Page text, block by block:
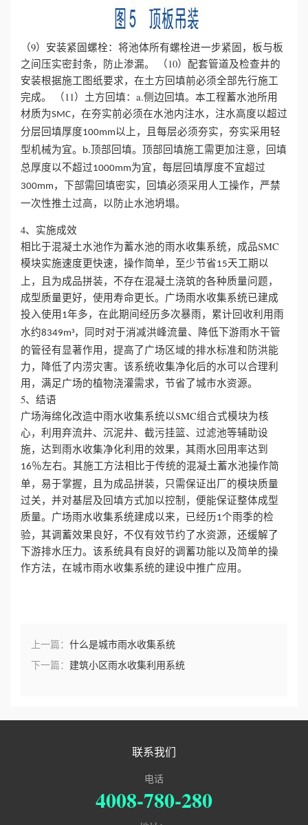
（9）安装紧固螺栓：将池体所有螺栓进一步紧固，板与板
之间压实密封条，防止渗漏。
（10）配套管道及检查井的
安装根据施工图纸要求，在土方回填前必须全部先行施工
完成。
（11）土方回填：a.侧边回填。本工程蓄水池所用
材质为SMC，在夯实前必须在水池内注水，注水高度以超过
分层回填厚度100mm以上，且每层必须夯实，夯实采用轻
型机械为宜。
b.顶部回填。顶部回填施工需更加注意，回填
总厚度以不超过1000mm为宜，每层回填厚度不宜超过
300mm ，下部需回填密实，回填必须采用人工操作，严禁
一次性推土过高，以防止水池坍塌。
4、实施成效
相比于混凝土水池作为蓄水池的雨水收集系统，成品SMC
模块实施速度更快速，操作简单，至少节省15天工期以
上，且为成品拼装，不存在混凝土浇筑的各种质量问题，
成型质量更好，使用寿命更长。广场雨水收集系统已建成
投入使用 1年多，在此期间经历多次暴雨，累计回收利用雨
水约8349m³，同时对于消减洪峰流量、降低下游雨水干管
的管径有显著作用，提高了广场区域的排水标准和防洪能
力，降低了内涝灾害。该系统收集净化后的水可以合理利
用，满足广场的植物浇灌需求，节省了城市水资源。
5、结语
广场海绵化改造中雨水收集系统以SMC组合式模块为核
心，利用弃流井、沉泥井、截污挂篮、过滤池等辅助设
施，达到雨水收集净化利用的效果，其雨水回用率达到
16％左右。其施工方法相比于传统的混凝土蓄水池操作简
单，易于掌握，且为成品拼装，只需保证出厂的模块质量
过关，并对基层及回填方式加以控制，便能保证整体成型
质量。广场雨水收集系统建成以来，已经历1个雨季的检
验，其调蓄效果良好，不仅有效节约了水资源，还缓解了
下游排水压力。该系统具有良好的调蓄功能以及简单的操
作方法，在城市雨水收集系统的建设中推广应用。
上一篇： 什么是城市雨水收集系统
下一篇： 建筑小区雨水收集利用系统
联系我们
电话
4008-780-280